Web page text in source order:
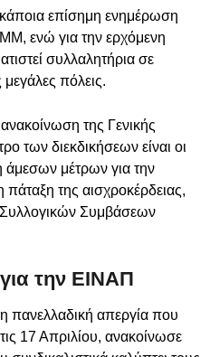
κάποια επίσημη ενημέρωση
ενώ για την ερχόμενη
συλλαλητήρια σε
πόλεις.
της Γενικής
των διεκδικήσεων είναι οι
μέτρων για την
πάταξη της αισχροκέρδειας,
Συμβάσεων
την ΕΙΝΑΠ
πανελλαδική απεργία που
17 Απριλίου, ανακοίνωσε